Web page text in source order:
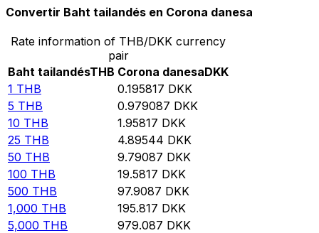
Convertir Baht tailandés en Corona danesa
Rate information of THB/DKK currency
pair
Baht tailandésTHB Corona danesaDKK
1 THB 0.195817 DKK
5 THB 0.979087 DKK
10 THB 1.95817 DKK
25 THB 4.89544 DKK
50 THB 9.79087 DKK
100 THB 19.5817 DKK
500 THB 97.9087 DKK
1,000 THB 195.817 DKK
5,000 THB 979.087 DKK